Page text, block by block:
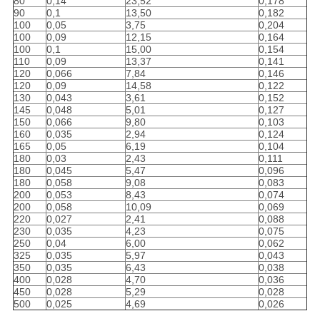
90
0,1 13,50
0,182
100
0,05 3,75
0,204
100
0,09 12,15
0,164
100
0,1 15,00
0,154
110
0,09 13,37
0,141
120
0,066 7,84
0,146
120
0,09 14,58
0,122
130
0,043 3,61
0,152
145
0,048 5,01
0,127
150
0,066 9,80
0,103
160
0,035 2,94
0,124
165
0,05 6,19
0,104
180
0,03 2,43
0,111
180
0,045 5,47
0,096
180
0,058 9,08
0,083
200
0,053 8,43
0,074
200
0,058 10,09
0,069
220
0,027 2,41
0,088
230
0,035 4,23
0,075
250
0,04 6,00
0,062
325
0,035 5,97
0,043
350
0,035 6,43
0,038
400
0,028 4,70
0,036
450
0,028 5,29
0,028
500
0,025 4,69 0,026